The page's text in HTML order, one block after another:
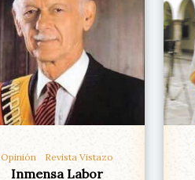
Opinión Revista Vistazo
Inmensa Labor